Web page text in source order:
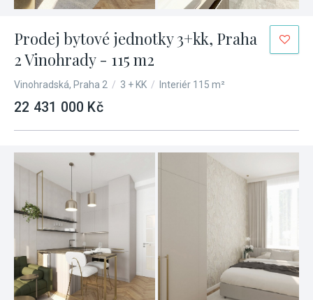
Prodej bytové jednotky 3+kk, Praha
2 Vinohrady - 115 m2
Vinohradská, Praha 2 / 3 + KK / Interiér 115 m²
22 431 000 Kč